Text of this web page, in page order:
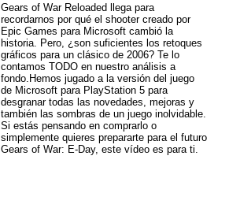
Gears of War Reloaded llega para
recordarnos por qué el shooter creado por
Epic Games para Microsoft cambió la
historia. Pero, ¿son suficientes los retoques
gráficos para un clásico de 2006? Te lo
contamos TODO en nuestro análisis a
fondo.Hemos jugado a la versión del juego
de Microsoft para PlayStation 5 para
desgranar todas las novedades, mejoras y
también las sombras de un juego inolvidable.
Si estás pensando en comprarlo o
simplemente quieres prepararte para el futuro
Gears of War: E-Day, este vídeo es para ti.